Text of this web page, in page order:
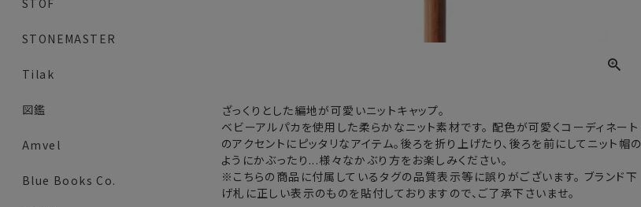
STOF
STONEMASTER
Tilak
図鑑
Amvel
Blue Books Co.
ざっくりとした編地が可愛いニットキャップ。
ベビーアルパカを使用した柔らかなニット素材です。 配色が可愛くコーディネート
のアクセントにピッタリなアイテム。後ろを折り上げたり、後ろを前にしてニット帽の
ようにかぶったり...様々なかぶり方をお楽しみください。
※こちらの商品に付属しているタグの品質表示等に誤りがございます。 ブランド下
げ札に正しい表示のものを貼付しておりますので、ご了承下さいませ。